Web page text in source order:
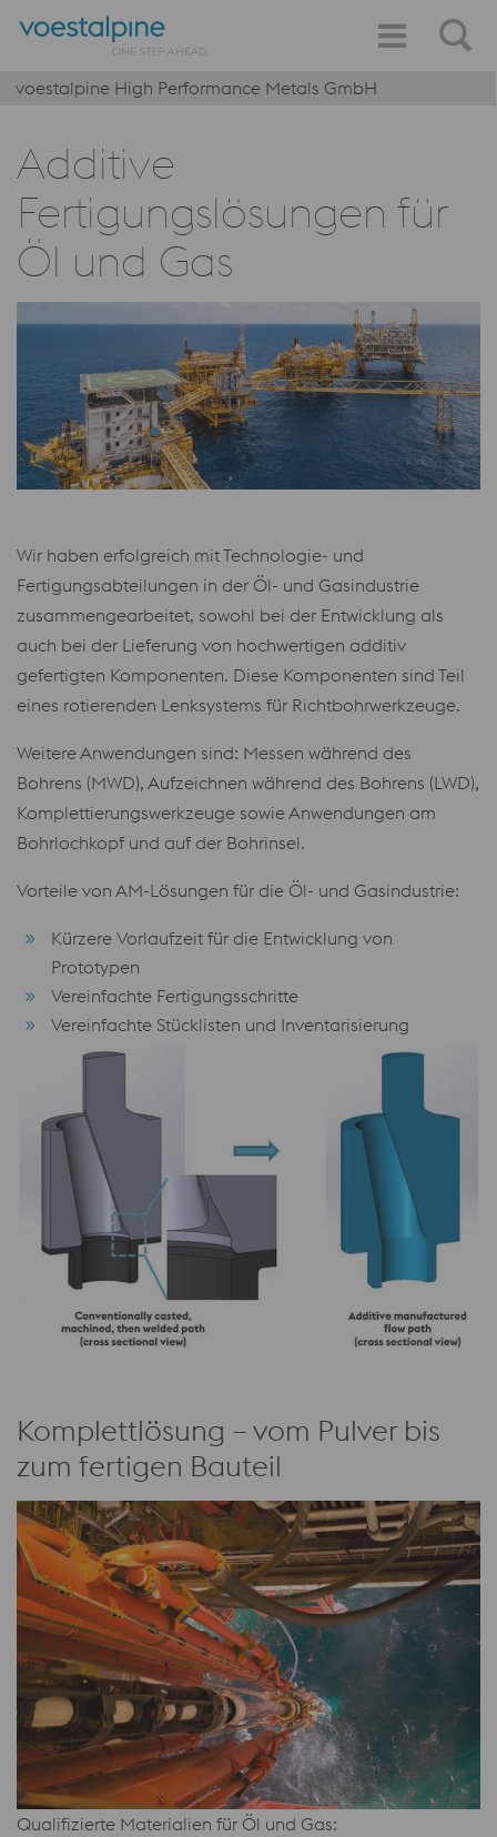
voestalpine High Performance Metals GmbH
Additive
Fertigungslösungen für
Öl und Gas
Wir haben erfolgreich mit Technologie- und
Fertigungsabteilungen in der Öl- und Gasindustrie
zusammengearbeitet, sowohl bei der Entwicklung als
auch bei der Lieferung von hochwertigen additiv
gefertigten Komponenten. Diese Komponenten sind Teil
eines rotierenden Lenksystems für Richtbohrwerkzeuge.
Weitere Anwendungen sind: Messen während des
Bohrens (MWD), Aufzeichnen während des Bohrens (LWD),
Komplettierungswerkzeuge sowie Anwendungen am
Bohrlochkopf und auf der Bohrinsel.
Vorteile von AM-Lösungen für die Öl- und Gasindustrie:
Kürzere Vorlaufzeit für die Entwicklung von
Prototypen
Vereinfachte Fertigungsschritte
Vereinfachte Stücklisten und Inventarisierung
Komplettlösung – vom Pulver bis
zum fertigen Bauteil
Qualifizierte Materialien für Öl und Gas: